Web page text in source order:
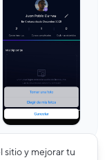
sitio y mejorar tu